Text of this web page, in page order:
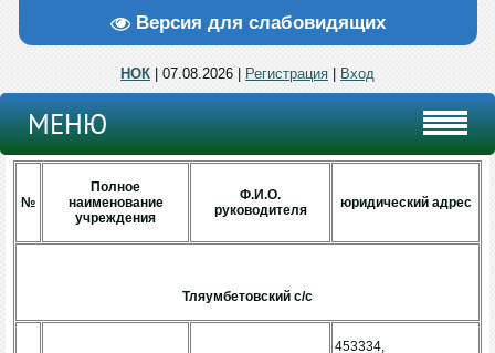
Версия для слабовидящих
НОК | 07.08.2026 | Регистрация Вход
МЕНЮ
№
Полное
наименование
учреждения
Ф.И.О.
руководителя
юридический адрес
Тляумбетовский с/с
453334,